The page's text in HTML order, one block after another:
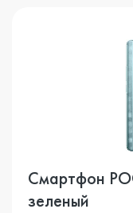
Смартфон
зеленый